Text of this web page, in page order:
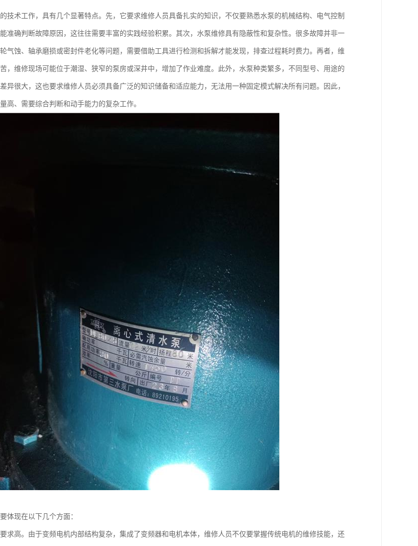
技术工作，具有几个显著特点。先，它要求维修人员具备扎实的知识，不仅要熟悉水泵的机械结构、电气控制
准确判断故障原因，这往往需要丰富的实践经验积累。其次，水泵维修具有隐蔽性和复杂性。很多故障并非一
气蚀、轴承磨损或密封件老化等问题，需要借助工具进行检测和拆解才能发现，排查过程耗时费力。再者，维
，维修现场可能位于潮湿、狭窄的泵房或深井中，增加了作业难度。此外，水泵种类繁多，不同型号、用途的
异很大，这也要求维修人员必须具备广泛的知识储备和适应能力，无法用一种固定模式解决所有问题。因此，
高、需要综合判断和动手能力的复杂工作。
体现在以下几个方面：
求高。由于变频电机内部结构复杂，集成了变频器和电机本体，维修人员不仅要掌握传统电机的维修技能，还